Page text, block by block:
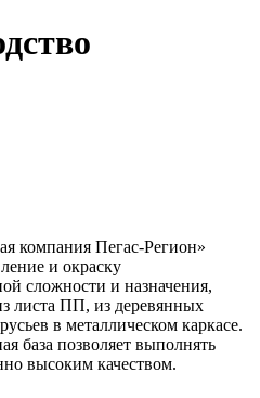
компания Пегас-Регион»
и окраску
сложности и назначения,
листа ПП, из деревянных
в металлическом каркасе.
база позволяет выполнять
высоким качеством.